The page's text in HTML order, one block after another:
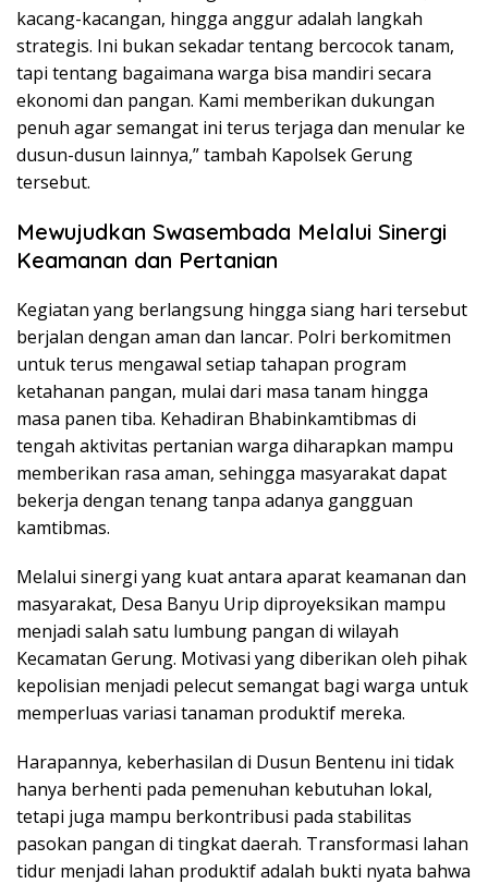
kacang-kacangan, hingga anggur adalah langkah
strategis. Ini bukan sekadar tentang bercocok tanam,
tapi tentang bagaimana warga bisa mandiri secara
ekonomi dan pangan. Kami memberikan dukungan
penuh agar semangat ini terus terjaga dan menular ke
dusun-dusun lainnya,” tambah Kapolsek Gerung
tersebut.
Mewujudkan Swasembada Melalui Sinergi
Keamanan dan Pertanian
Kegiatan yang berlangsung hingga siang hari tersebut
berjalan dengan aman dan lancar. Polri berkomitmen
untuk terus mengawal setiap tahapan program
ketahanan pangan, mulai dari masa tanam hingga
masa panen tiba. Kehadiran Bhabinkamtibmas di
tengah aktivitas pertanian warga diharapkan mampu
memberikan rasa aman, sehingga masyarakat dapat
bekerja dengan tenang tanpa adanya gangguan
kamtibmas.
Melalui sinergi yang kuat antara aparat keamanan dan
masyarakat, Desa Banyu Urip diproyeksikan mampu
menjadi salah satu lumbung pangan di wilayah
Kecamatan Gerung. Motivasi yang diberikan oleh pihak
kepolisian menjadi pelecut semangat bagi warga untuk
memperluas variasi tanaman produktif mereka.
Harapannya, keberhasilan di Dusun Bentenu ini tidak
hanya berhenti pada pemenuhan kebutuhan lokal,
tetapi juga mampu berkontribusi pada stabilitas
pasokan pangan di tingkat daerah. Transformasi lahan
tidur menjadi lahan produktif adalah bukti nyata bahwa